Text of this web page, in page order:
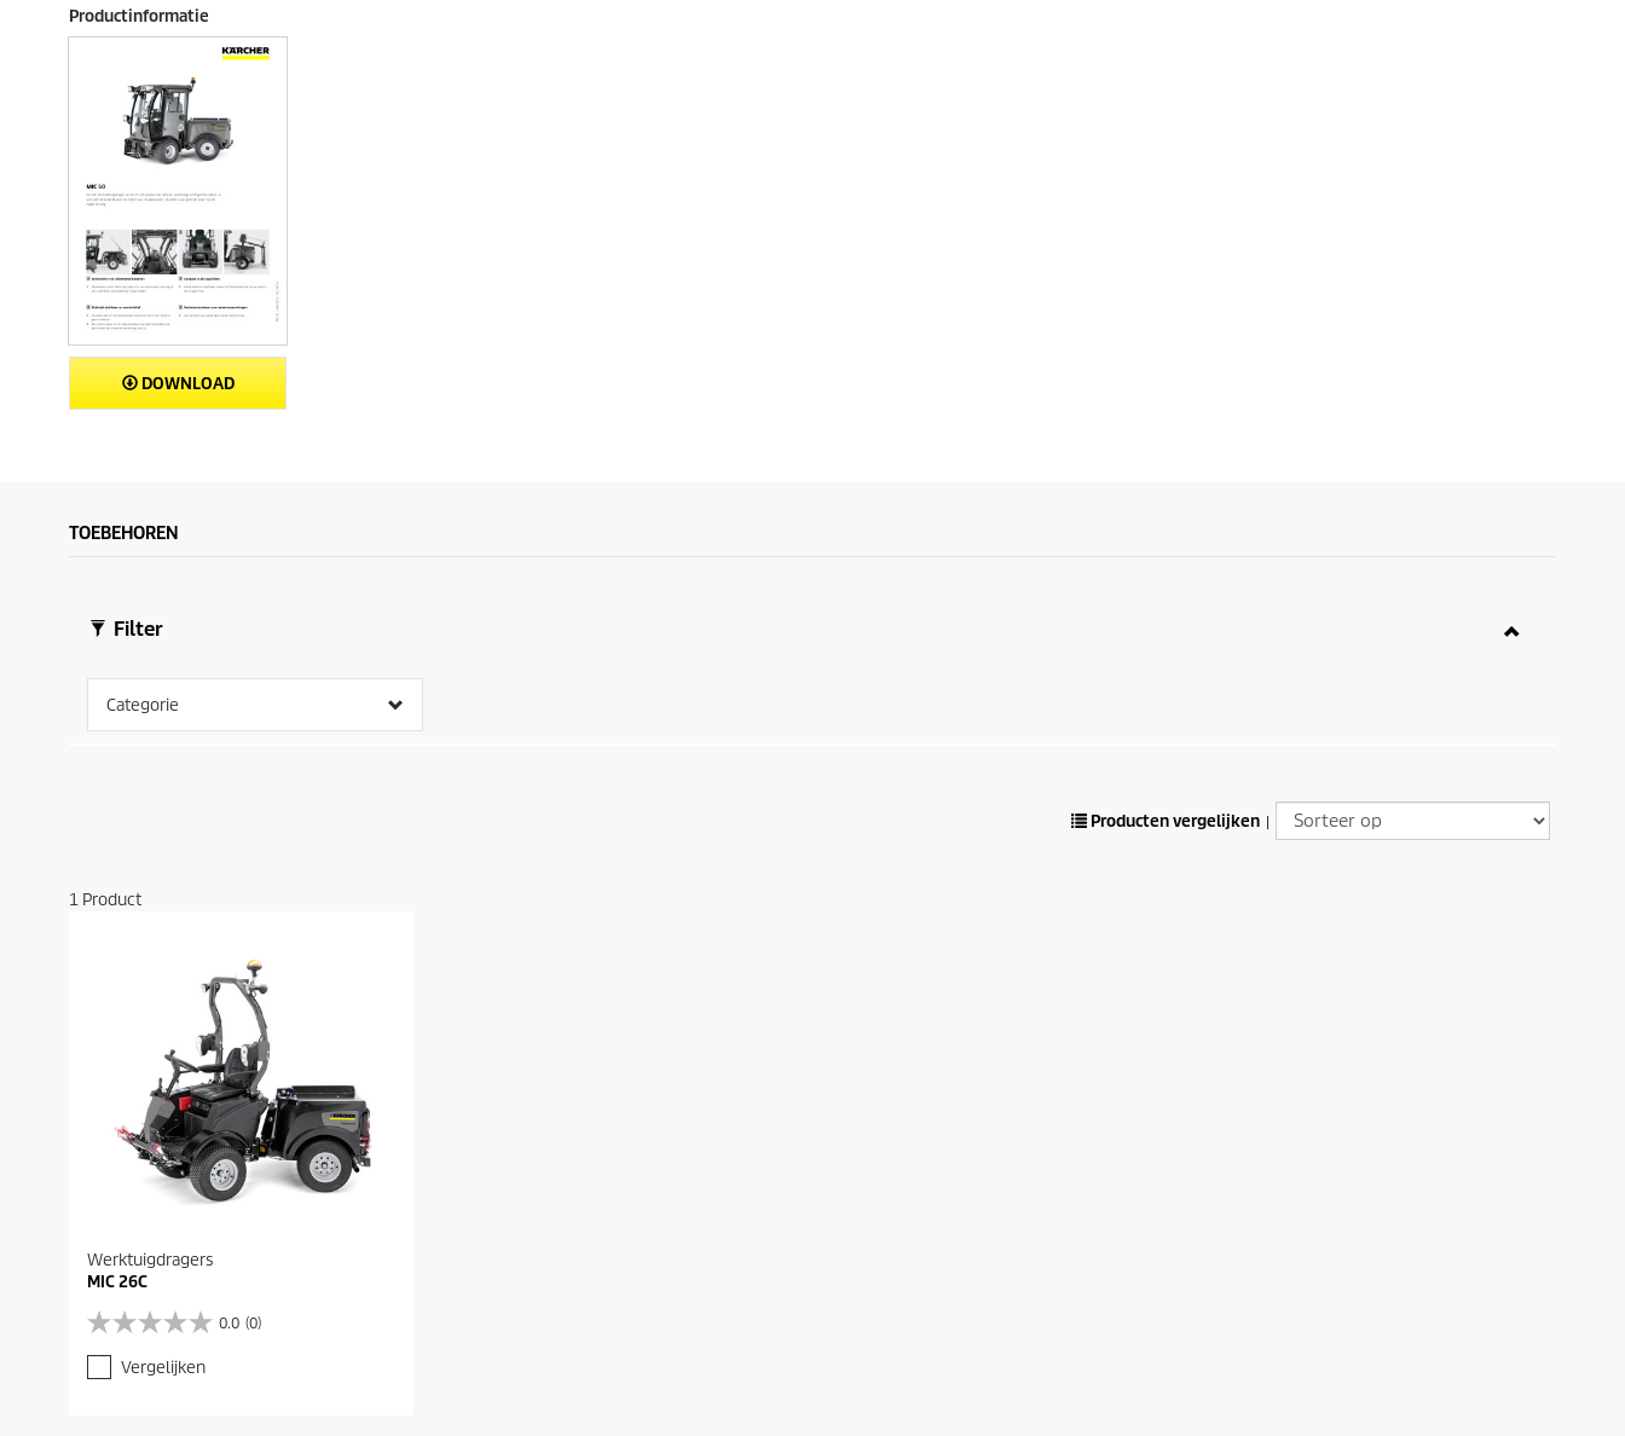
Productinformatie
DOWNLOAD
TOEBEHOREN
Filter
Categorie
Producten vergelijken |
1 Product
Werktuigdragers
MIC 26C
0.0 (0)
0
.
0
Vergelijken